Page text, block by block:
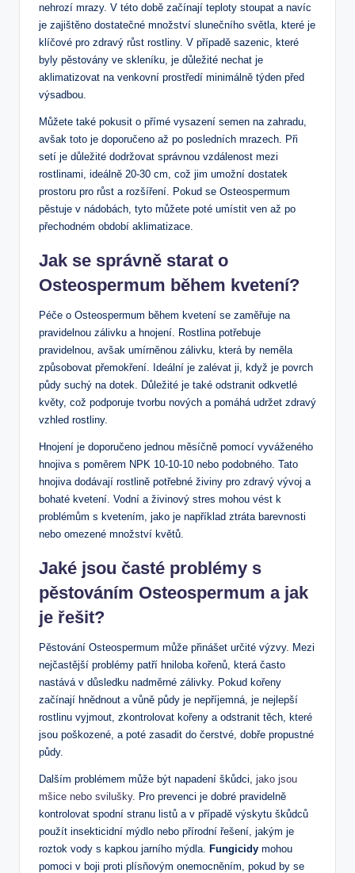
nehrozí mrazy. V této době začínají teploty stoupat a navíc
je zajištěno dostatečné množství slunečního světla, které je
klíčové pro zdravý růst rostliny. V případě sazenic, které
byly pěstovány ve skleníku, je důležité nechat je
aklimatizovat na venkovní prostředí minimálně týden před
výsadbou.
Můžete také pokusit o přímé vysazení semen na zahradu,
avšak toto je doporučeno až po posledních mrazech. Při
setí je důležité dodržovat správnou vzdálenost mezi
rostlinami, ideálně 20-30 cm, což jim umožní dostatek
prostoru pro růst a rozšíření. Pokud se Osteospermum
pěstuje v nádobách, tyto můžete poté umístit ven až po
přechodném období aklimatizace.
Jak se správně starat o
Osteospermum během kvetení?
Péče o Osteospermum během kvetení se zaměřuje na
pravidelnou zálivku a hnojení. Rostlina potřebuje
pravidelnou, avšak umírněnou zálivku, která by neměla
způsobovat přemokření. Ideální je zalévat ji, když je povrch
půdy suchý na dotek. Důležité je také odstranit odkvetlé
květy, což podporuje tvorbu nových a pomáhá udržet zdravý
vzhled rostliny.
Hnojení je doporučeno jednou měsíčně pomocí vyváženého
hnojiva s poměrem NPK 10-10-10 nebo podobného. Tato
hnojiva dodávají rostlině potřebné živiny pro zdravý vývoj a
bohaté kvetení. Vodní a živinový stres mohou vést k
problémům s kvetením, jako je například ztráta barevnosti
nebo omezené množství květů.
Jaké jsou časté problémy s
pěstováním Osteospermum a jak
je řešit?
Pěstování Osteospermum může přinášet určité výzvy. Mezi
nejčastější problémy patří hniloba kořenů, která často
nastává v důsledku nadměrné zálivky. Pokud kořeny
začínají hnědnout a vůně půdy je nepříjemná, je nejlepší
rostlinu vyjmout, zkontrolovat kořeny a odstranit těch, které
jsou poškozené, a poté zasadit do čerstvé, dobře propustné
půdy.
Dalším problémem může být napadení škůdci, jako jsou
mšice nebo svilušky. Pro prevenci je dobré pravidelně
kontrolovat spodní stranu listů a v případě výskytu škůdců
použít insekticidní mýdlo nebo přírodní řešení, jakým je
roztok vody s kapkou jarního mýdla. Fungicidy mohou
pomoci v boji proti plísňovým onemocněním, pokud by se